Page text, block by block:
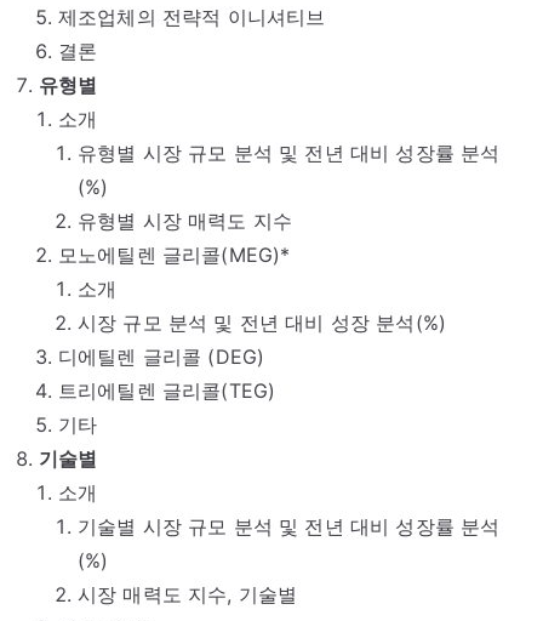
제조업체의 전략적 이니셔티브
결론
유형별
소개
유형별 시장 규모 분석 및 전년 대비 성장률 분석
(%)
유형별 시장 매력도 지수
모노에틸렌 글리콜(MEG)*
소개
시장 규모 분석 및 전년 대비 성장 분석(%)
디에틸렌 글리콜 (DEG)
트리에틸렌 글리콜(TEG)
기타
기술별
소개
기술별 시장 규모 분석 및 전년 대비 성장률 분석
(%)
시장 매력도 지수, 기술별